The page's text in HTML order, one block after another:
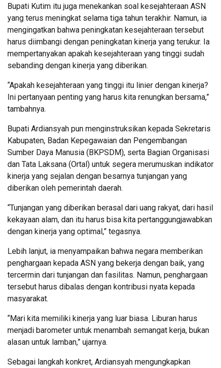
Bupati Kutim itu juga menekankan soal kesejahteraan ASN
yang terus meningkat selama tiga tahun terakhir. Namun, ia
mengingatkan bahwa peningkatan kesejahteraan tersebut
harus diimbangi dengan peningkatan kinerja yang terukur. Ia
mempertanyakan apakah kesejahteraan yang tinggi sudah
sebanding dengan kinerja yang diberikan.
“Apakah kesejahteraan yang tinggi itu linier dengan kinerja?
Ini pertanyaan penting yang harus kita renungkan bersama,”
tambahnya.
Bupati Ardiansyah pun menginstruksikan kepada Sekretaris
Kabupaten, Badan Kepegawaian dan Pengembangan
Sumber Daya Manusia (BKPSDM), serta Bagian Organisasi
dan Tata Laksana (Ortal) untuk segera merumuskan indikator
kinerja yang sejalan dengan besarnya tunjangan yang
diberikan oleh pemerintah daerah.
“Tunjangan yang diberikan berasal dari uang rakyat, dari hasil
kekayaan alam, dan itu harus bisa kita pertanggungjawabkan
dengan kinerja yang optimal,” tegasnya.
Lebih lanjut, ia menyampaikan bahwa negara memberikan
penghargaan kepada ASN yang bekerja dengan baik, yang
tercermin dari tunjangan dan fasilitas. Namun, penghargaan
tersebut harus dibalas dengan kontribusi nyata kepada
masyarakat.
“Mari kita memiliki kinerja yang luar biasa. Liburan harus
menjadi barometer untuk menambah semangat kerja, bukan
alasan untuk lamban,” ujarnya.
Sebagai langkah konkret, Ardiansyah mengungkapkan